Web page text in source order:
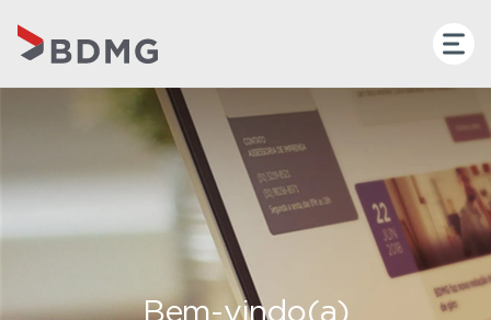
Bem-vindo(a)